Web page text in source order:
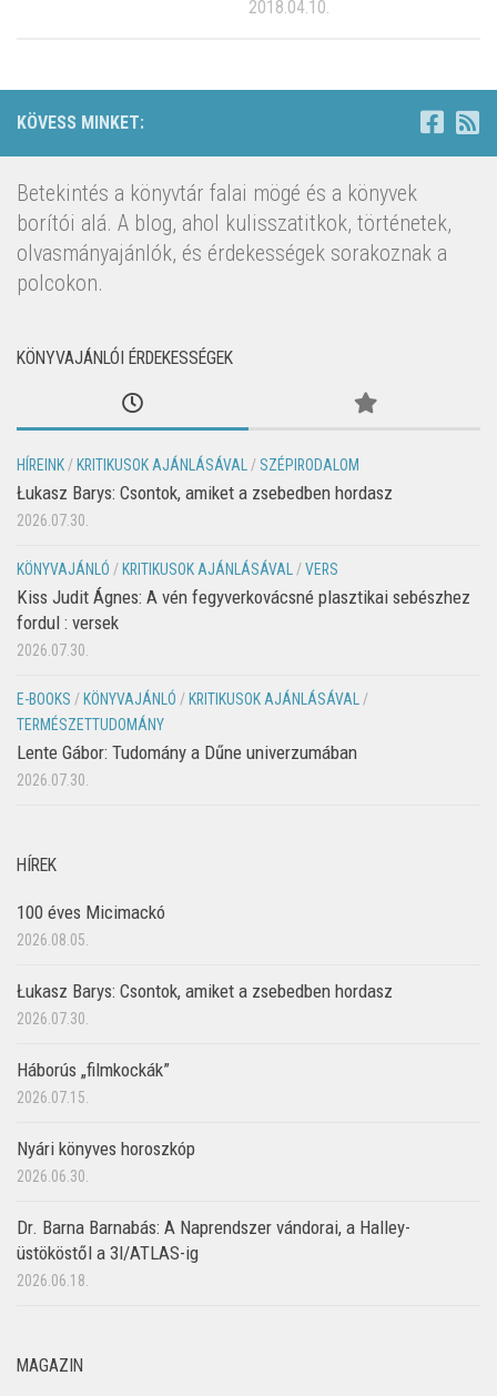
2018.04.10.
KÖVESS MINKET:
Betekintés a könyvtár falai mögé és a könyvek
borítói alá. A blog, ahol kulisszatitkok, történetek,
olvasmányajánlók, és érdekességek sorakoznak a
polcokon.
KÖNYVAJÁNLÓI ÉRDEKESSÉGEK
HÍREINK/ KRITIKUSOK AJÁNLÁSÁVAL/ SZÉPIRODALOM
Łukasz Barys: Csontok, amiket a zsebedben hordasz
2026.07.30.
KÖNYVAJÁNLÓ / KRITIKUSOK AJÁNLÁSÁVAL/VERS
Kiss Judit Ágnes: A vén fegyverkovácsné plasztikai sebészhez
fordul : versek
2026.07.30.
E-BOOKS / KÖNYVAJÁNLÓ / KRITIKUSOK AJÁNLÁSÁVAL/
TERMÉSZETTUDOMÁNY
Lente Gábor: Tudomány a Dűne univerzumában
2026.07.30.
HÍREK
100 éves Micimackó
2026.08.05.
Łukasz Barys: Csontok, amiket a zsebedben hordasz
2026.07.30.
Háborús „filmkockák”
2026.07.15.
Nyári könyves horoszkóp
2026.06.30.
Dr. Barna Barnabás: A Naprendszer vándorai, a Halley-
üstököstől a 3I/ATLAS-ig
2026.06.18.
MAGAZIN